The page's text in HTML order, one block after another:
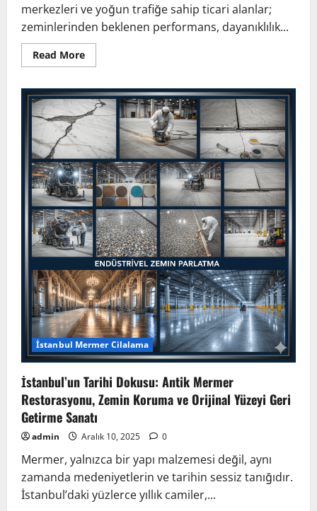
merkezleri ve yoğun trafiğe sahip ticari alanlar;
zeminlerinden beklenen performans, dayanıklılık...
Read MoreRead
more
Zeminlerin
Gücü:
Beton
Parlatma,
Paledyen
ve
Granit
Restorasyonu
ile
Maksimum
Dayanıklılık
ve
Tozumazlık
İstanbul Mermer Cilalama
İstanbul’un Tarihi Dokusu: Antik Mermer
Restorasyonu, Zemin Koruma ve Orijinal Yüzeyi Geri
Getirme Sanatı
admin Aralık 10, 2025 0
Mermer, yalnızca bir yapı malzemesi değil, aynı
zamanda medeniyetlerin ve tarihin sessiz tanığıdır.
İstanbul’daki yüzlerce yıllık camiler,...